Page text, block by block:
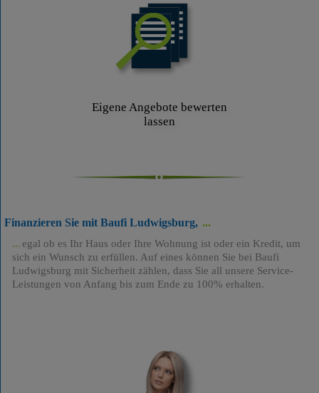
Eigene Angebote bewerten
lassen
Finanzieren Sie mit Baufi Ludwigsburg,
egal ob es Ihr Haus oder Ihre Wohnung ist oder ein Kredit, um
sich ein Wunsch zu erfüllen. Auf eines können Sie bei Baufi
Ludwigsburg mit Sicherheit zählen, dass Sie all unsere Service-
Leistungen von Anfang bis zum Ende zu 100% erhalten.